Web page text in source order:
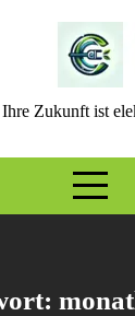
Ihre Zukunft ist